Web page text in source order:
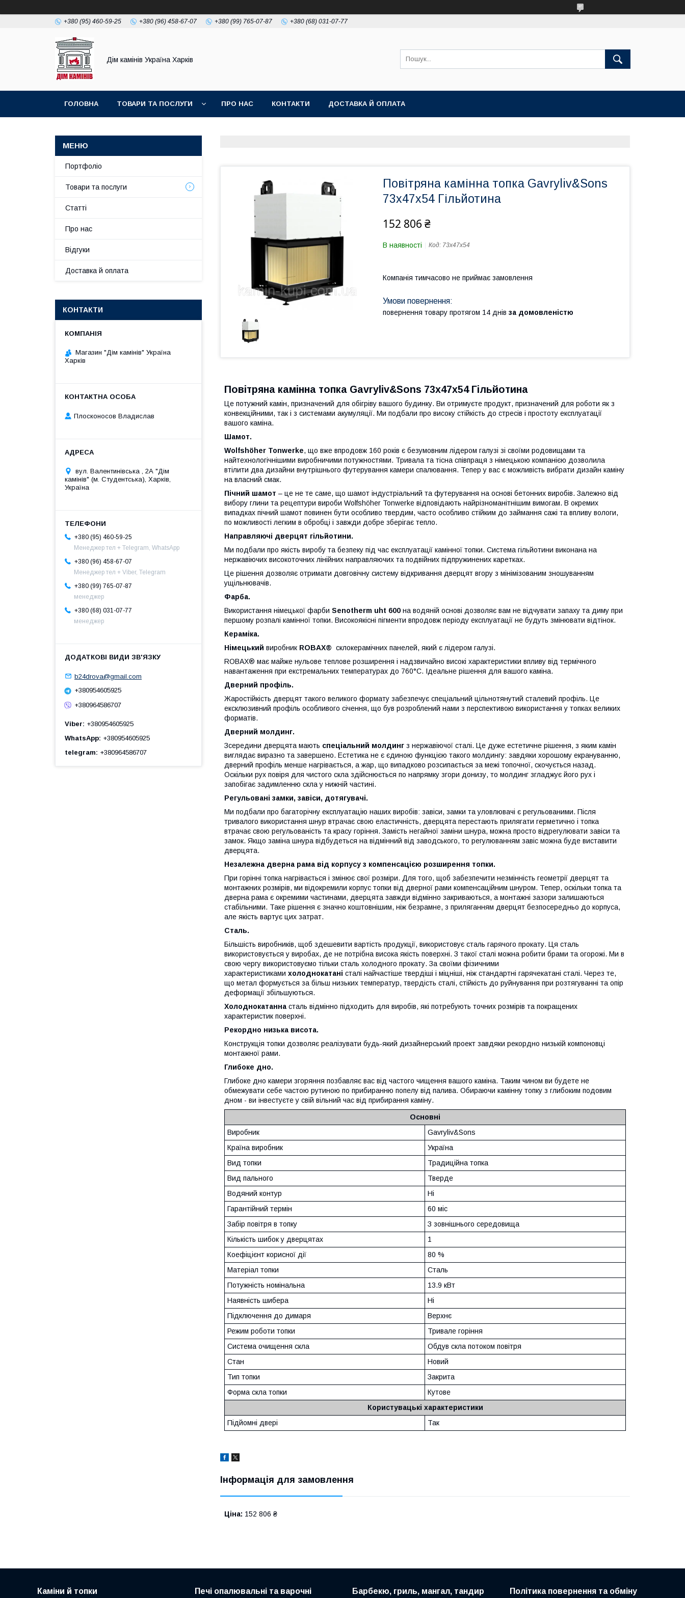
+380 (95) 460-59-25 +380 (96) 458-67-07 +380 (99) 765-07-87 +380 (68) 031-07-77
Дім камінів Україна Харків
ГОЛОВНА ТОВАРИ ТА ПОСЛУГИ ПРО НАС КОНТАКТИ ДОСТАВКА Й ОПЛАТА
Повітряна камінна топка Gavryliv&Sons
73x47x54 Гільйотина
152 806 ₴
В наявності Код: 73x47x54
Компанія тимчасово не приймає замовлення
повернення товару протягом 14 днів за домовленістю
Повітряна камінна топка Gavryliv&Sons 73x47x54 Гільйотина
Це потужний камін, призначений для обігріву вашого будинку. Ви отримуєте продукт, призначений для роботи як з
конвекційними, так і з системами акумуляції. Ми подбали про високу стійкість до стресів і простоту експлуатації
вашого каміна.
Шамот.
Wolfshöher Tonwerke, що вже впродовж 160 років є безумовним лідером галузі зі своїми родовищами та
найтехнологічнішими виробничими потужностями. Тривала та тісна співпраця з німецькою компанією дозволила
втілити два дизайни внутрішнього футерування камери спалювання. Тепер у вас є можливість вибрати дизайн каміну
на власний смак.
Пічний шамот – це не те саме, що шамот індустріальний та футерування на основі бетонних виробів. Залежно від
вибору глини та рецептури вироби Wolfshöher Tonwerke відповідають найрізноманітнішим вимогам. В окремих
випадках пічний шамот повинен бути особливо твердим, часто особливо стійким до займання сажі та впливу вологи,
по можливості легким в обробці і завжди добре зберігає тепло.
Направляючі дверцят гільйотини.
Ми подбали про якість виробу та безпеку під час експлуатації камінної топки. Система гільйотини виконана на
нержавіючих високоточних лінійних направляючих та подвійних підпружинених каретках.
Це рішення дозволяє отримати довговічну систему відкривання дверцят вгору з мінімізованим зношуванням
ущільнювачів.
Фарба.
Використання німецької фарби Senotherm uht 600 на водяній основі дозволяє вам не відчувати запаху та диму при
першому розпалі камінної топки. Високоякісні пігменти впродовж періоду експлуатації не будуть змінювати відтінок.
Кераміка.
Німецький виробник ROBAX® склокерамічних панелей, який є лідером галузі.
ROBAX® має майже нульове теплове розширення і надзвичайно високі характеристики впливу від термічного
навантаження при екстремальних температурах до 760°C. Ідеальне рішення для вашого каміна.
Дверний профіль.
Жаростійкість дверцят такого великого формату забезпечує спеціальний цільнотянутий сталевий профіль. Це
ексклюзивний профіль особливого січення, що був розроблений нами з перспективою використання у топках великих
форматів.
Дверний молдинг.
Зсередини дверцята мають спеціальний молдинг з нержавіючої сталі. Це дуже естетичне рішення, з яким камін
виглядає виразно та завершено. Естетика не є єдиною функцією такого молдингу: завдяки хорошому екрануванню,
дверний профіль менше нагрівається, а жар, що випадково розсипається за межі топочної, скочується назад.
Оскільки рух повіря для чистого скла здійснюється по напрямку згори донизу, то молдинг згладжує його рух і
запобігає задимленню скла у нижній частині.
Регульовані замки, завіси, дотягувачі.
Ми подбали про багаторічну експлуатацію наших виробів: завіси, замки та уловлювачі є регульованими. Після
тривалого використання шнур втрачає свою еластичність, дверцята перестають прилягати герметично і топка
втрачає свою регульованість та красу горіння. Замість негайної заміни шнура, можна просто відрегулювати завіси та
замок. Якщо заміна шнура відбудеться на відмінний від заводського, то регулюванням завіс можна буде виставити
дверцята.
Незалежна дверна рама від корпусу з компенсацією розширення топки.
При горінні топка нагрівається і змінює свої розміри. Для того, щоб забезпечити незмінність геометрії дверцят та
монтажних розмірів, ми відокремили корпус топки від дверної рами компенсаційним шнуром. Тепер, оскільки топка та
дверна рама є окремими частинами, дверцята завжди відмінно закриваються, а монтажні зазори залишаються
стабільними. Таке рішення є значно коштовнішим, ніж безрамне, з приляганням дверцят безпосередньо до корпуса,
але якість вартує цих затрат.
Сталь.
Більшість виробників, щоб здешевити вартість продукції, використовує сталь гарячого прокату. Ця сталь
використовується у виробах, де не потрібна висока якість поверхні. З такої сталі можна робити брами та огорожі. Ми в
свою чергу використовуємо тільки сталь холодного прокату. За своїми фізичними
характеристиками холоднокатані сталі найчастіше твердіші і міцніші, ніж стандартні гарячекатані сталі. Через те,
що метал формується за більш низьких температур, твердість сталі, стійкість до руйнування при розтягуванні та опір
деформації збільшуються.
Холоднокатанна сталь відмінно підходить для виробів, які потребують точних розмірів та покращених
характеристик поверхні.
Рекордно низька висота.
Конструкція топки дозволяє реалізувати будь-який дизайнерський проект завдяки рекордно низькій компоновці
монтажної рами.
Глибоке дно.
Глибоке дно камери згоряння позбавляє вас від частого чищення вашого каміна. Таким чином ви будете не
обмежувати себе частою рутиною по прибиранню попелу від палива. Обираючи камінну топку з глибоким подовим
дном - ви інвестуєте у свій вільний час від прибирання каміну.
Основні
Виробник
Gavryliv&Sons
Країна виробник
Україна
Вид топки
Традиційна топка
Вид пального
Тверде
Водяний контур
Ні
Гарантійний термін
60 міс
Забір повітря в топку
З зовнішнього середовища
Кількість шибок у дверцятах
1
Коефіцієнт корисної дії
80 %
Матеріал топки
Сталь
Потужність номінальна
13.9 кВт
Наявність шибера
Ні
Підключення до димаря
Верхнє
Режим роботи топки
Тривале горіння
Система очищення скла
Обдув скла потоком повітря
Стан
Новий
Тип топки
Закрита
Форма скла топки
Кутове
Користувацькі характеристики
Підйомні двері
Так
Інформація для замовлення
Ціна: 152 806 ₴
Портфоліо
Товари та послуги
Статті
Про нас
Відгуки
Доставка й оплата
КОНТАКТИ
Магазин "Дім камінів" Україна
Харків
Плосконосов Владислав
вул. Валентинівська , 2А "Дім
камінів" (м. Студентська), Харків,
Україна
+380 (95) 460-59-25
Менеджер тел + Telegram, WhatsApp
+380 (96) 458-67-07
Менеджер тел + Viber, Telegram
+380 (99) 765-07-87
менеджер
+380 (68) 031-07-77
менеджер
b24drova@gmail.com
+380954605925
+380964586707
Viber
+380954605925
WhatsApp +380954605925
telegram
+380964586707
Каміни й топки Печі опалювальні та варочні Барбекю, гриль, мангал, тандир Політика повернення та обміну